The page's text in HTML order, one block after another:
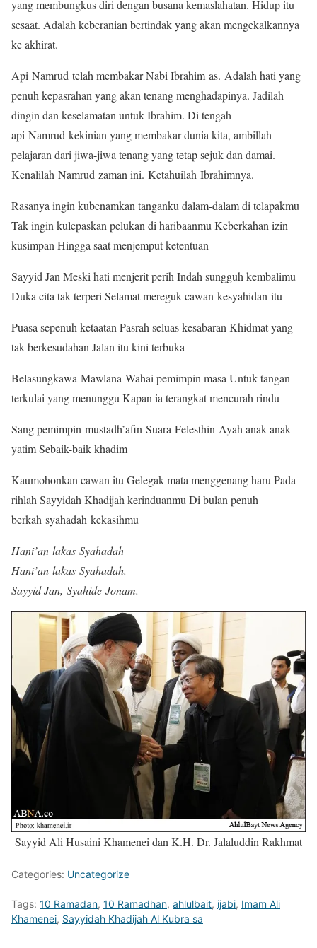
yang membungkus diri dengan busana kemaslahatan. Hidup itu
sesaat. Adalah keberanian bertindak yang akan mengekalkannya
ke akhirat.
Api Namrud telah membakar Nabi Ibrahim as. Adalah hati yang
penuh kepasrahan yang akan tenang menghadapinya. Jadilah
dingin dan keselamatan untuk Ibrahim. Di tengah
api Namrud kekinian yang membakar dunia kita, ambillah
pelajaran dari jiwa-jiwa tenang yang tetap sejuk dan damai.
Kenalilah Namrud zaman ini. Ketahuilah Ibrahimnya.
Rasanya ingin kubenamkan tanganku dalam-dalam di telapakmu
Tak ingin kulepaskan pelukan di haribaanmu Keberkahan izin
kusimpan Hingga saat menjemput ketentuan
Sayyid Jan Meski hati menjerit perih Indah sungguh kembalimu
Duka cita tak terperi Selamat mereguk cawan kesyahidan itu
Puasa sepenuh ketaatan Pasrah seluas kesabaran Khidmat yang
tak berkesudahan Jalan itu kini terbuka
Belasungkawa Mawlana Wahai pemimpin masa Untuk tangan
terkulai yang menunggu Kapan ia terangkat mencurah rindu
Sang pemimpin mustadh’afin Suara Felesthin Ayah anak-anak
yatim Sebaik-baik khadim
Kaumohonkan cawan itu Gelegak mata menggenang haru Pada
rihlah Sayyidah Khadijah kerinduanmu Di bulan penuh
berkah syahadah kekasihmu
Hani’an lakas Syahadah
Hani’an lakas Syahadah.
Sayyid Jan, Syahide Jonam.
Sayyid Ali Husaini Khamenei dan K.H. Dr. Jalaluddin Rakhmat
Categories: Uncategorize
Tags: 10 Ramadan, 10 Ramadhan, ahlulbait, ijabi, Imam Ali
Khamenei, Sayyidah Khadijah Al Kubra sa